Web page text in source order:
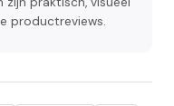
productreviews.